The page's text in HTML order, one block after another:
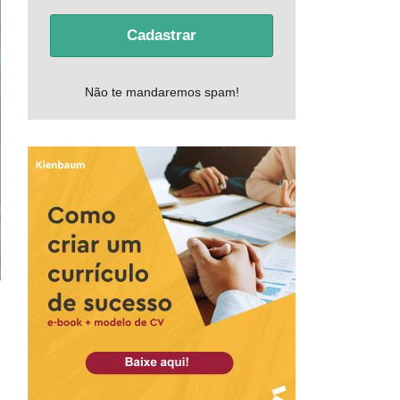
Cadastrar
Não te mandaremos spam!